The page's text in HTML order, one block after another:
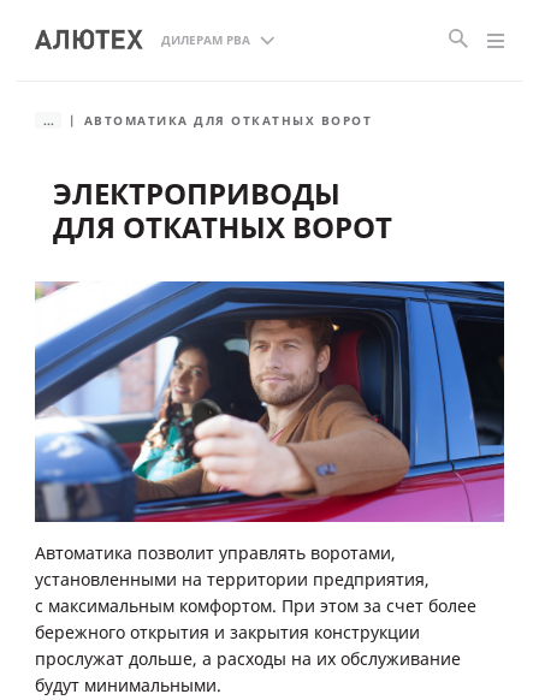
ДИЛЕРАМ РВА
ЭЛЕКТРОПРИВОДЫ
ДЛЯ ОТКАТНЫХ ВОРОТ
Автоматика позволит управлять воротами,
установленными на территории предприятия,
с максимальным комфортом. При этом за счет более
бережного открытия и закрытия конструкции
прослужат дольше, а расходы на их обслуживание
будут минимальными.
... АВТОМАТИКА ДЛЯ ОТКАТНЫХ ВОРОТ